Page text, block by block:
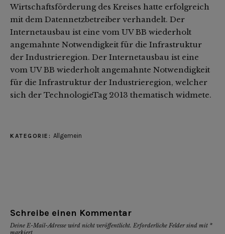
Wirtschaftsförderung des Kreises hatte erfolgreich
mit dem Datennetzbetreiber verhandelt. Der
Internetausbau ist eine vom UV BB wiederholt
angemahnte Notwendigkeit für die Infrastruktur
der Industrieregion. Der Internetausbau ist eine
vom UV BB wiederholt angemahnte Notwendigkeit
für die Infrastruktur der Industrieregion, welcher
sich der TechnologieTag 2013 thematisch widmete.
KATEGORIE: Allgemein
Schreibe einen Kommentar
Deine E-Mail-Adresse wird nicht veröffentlicht. Erforderliche Felder sind mit *